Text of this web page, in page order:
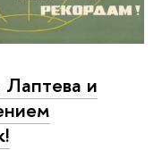
Лаптева и